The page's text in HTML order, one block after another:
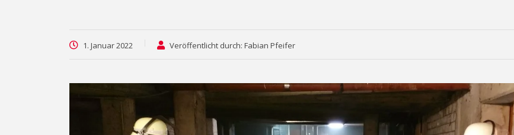
1. Januar 2022 Veröffentlicht durch: Fabian Pfeifer